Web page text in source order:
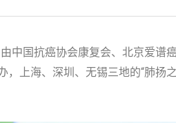
中国抗癌协会康复会、北京爱谱
上海、深圳、无锡三地的“肺扬